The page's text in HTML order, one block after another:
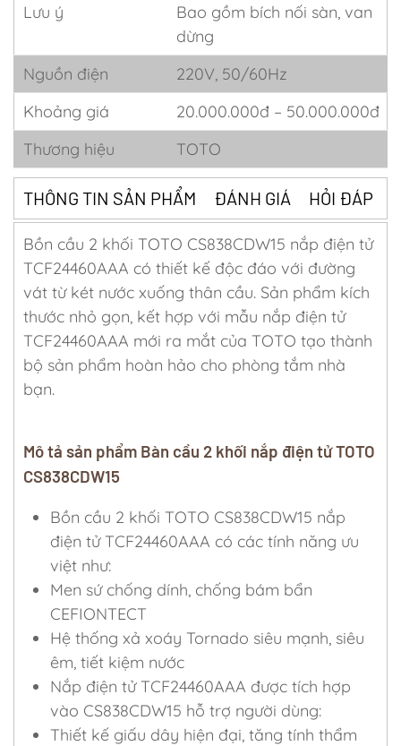
Lưu ý
Bao gồm bích nối sàn, van
dừng
Nguồn điện
220V, 50/60Hz
Khoảng giá
20.000.000đ – 50.000.000đ
Thương hiệu
TOTO
THÔNG TIN SẢN PHẨM ĐÁNH GIÁ HỎI ĐÁP
Bồn cầu 2 khối TOTO CS838CDW15 nắp điện tử
TCF24460AAA có thiết kế độc đáo với đường
vát từ két nước xuống thân cầu. Sản phẩm kích
thước nhỏ gọn, kết hợp với mẫu nắp điện tử
TCF24460AAA mới ra mắt của TOTO tạo thành
bộ sản phẩm hoàn hảo cho phòng tắm nhà
bạn.
Mô tả sản phẩm Bàn cầu 2 khối nắp điện tử TOTO
CS838CDW15
Bồn cầu 2 khối TOTO CS838CDW15 nắp
điện tử TCF24460AAA có các tính năng ưu
việt như:
Men sứ chống dính, chống bám bẩn
CEFIONTECT
Hệ thống xả xoáy Tornado siêu mạnh, siêu
êm, tiết kiệm nước
Nắp điện tử TCF24460AAA được tích hợp
vào CS838CDW15 hỗ trợ người dùng:
Thiết kế giấu dây hiện đại, tăng tính thẩm